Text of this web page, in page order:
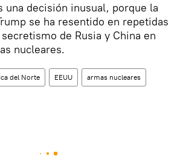
una decisión inusual, porque la
se ha resentido en repetidas
de Rusia y China en
nucleares.
del Norte EEUU armas nucleares